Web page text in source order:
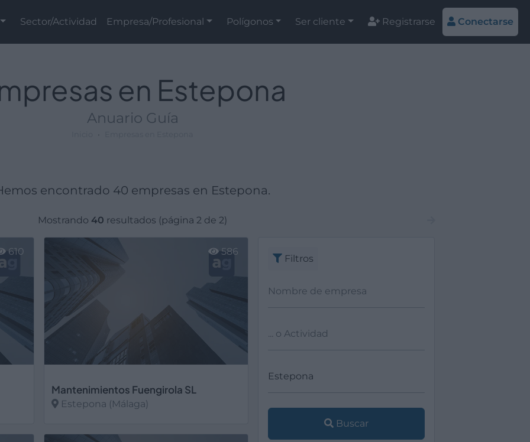
Sector/Actividad Empresa/Profesional Polígonos Ser cliente Registrarse Conectarse
en Estepona
Anuario Guía
encontrado 40 empresas en Estepona.
Mostrando 40 resultados (página 2 de 2)
610
Mantenimientos Fuengirola SL
Estepona (Málaga)
586
Filtros
Buscar